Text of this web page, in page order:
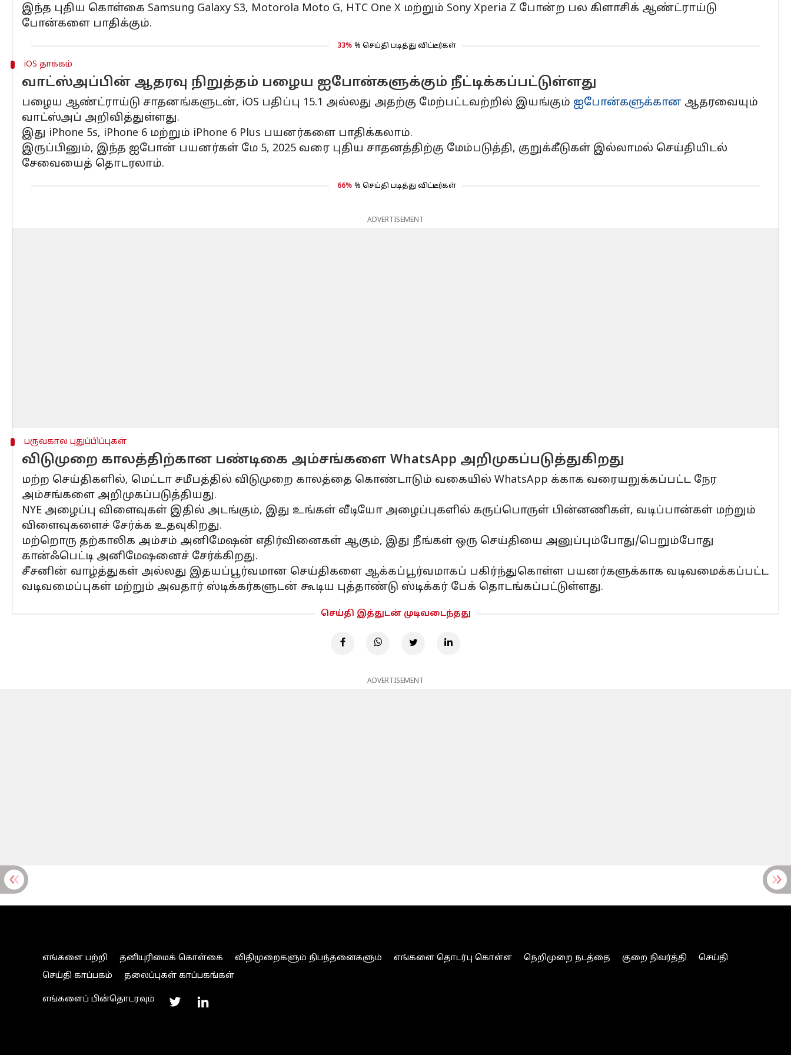
இந்த புதிய கொள்கை Samsung Galaxy S3, Motorola Moto G, HTC One X மற்றும் Sony Xperia Z போன்ற பல கிளாசிக் ஆண்ட்ராய்டு
போன்களை பாதிக்கும்.
33% % செய்தி படித்து விட்டீர்கள்
iOS தாக்கம்
வாட்ஸ்அப்பின் ஆதரவு நிறுத்தம் பழைய ஐபோன்களுக்கும் நீட்டிக்கப்பட்டுள்ளது
பழைய ஆண்ட்ராய்டு சாதனங்களுடன், iOS பதிப்பு 15.1 அல்லது அதற்கு மேற்பட்டவற்றில் இயங்கும் ஐபோன்களுக்கான ஆதரவையும்
வாட்ஸ்அப் அறிவித்துள்ளது.
இது iPhone 5s, iPhone 6 மற்றும் iPhone 6 Plus பயனர்களை பாதிக்கலாம்.
இருப்பினும், இந்த ஐபோன் பயனர்கள் மே 5, 2025 வரை புதிய சாதனத்திற்கு மேம்படுத்தி, குறுக்கீடுகள் இல்லாமல் செய்தியிடல்
சேவையைத் தொடரலாம்.
66% % செய்தி படித்து விட்டீர்கள்
ADVERTISEMENT
பருவகால புதுப்பிப்புகள்
விடுமுறை காலத்திற்கான பண்டிகை அம்சங்களை WhatsApp அறிமுகப்படுத்துகிறது
மற்ற செய்திகளில், மெட்டா சமீபத்தில் விடுமுறை காலத்தை கொண்டாடும் வகையில் WhatsApp க்காக வரையறுக்கப்பட்ட நேர
அம்சங்களை அறிமுகப்படுத்தியது.
NYE அழைப்பு விளைவுகள் இதில் அடங்கும், இது உங்கள் வீடியோ அழைப்புகளில் கருப்பொருள் பின்னணிகள், வடிப்பான்கள் மற்றும்
விளைவுகளைச் சேர்க்க உதவுகிறது.
மற்றொரு தற்காலிக அம்சம் அனிமேஷன் எதிர்வினைகள் ஆகும், இது நீங்கள் ஒரு செய்தியை அனுப்பும்போது/பெறும்போது
கான்ஃபெட்டி அனிமேஷனைச் சேர்க்கிறது.
சீசனின் வாழ்த்துகள் அல்லது இதயப்பூர்வமான செய்திகளை ஆக்கப்பூர்வமாகப் பகிர்ந்துகொள்ள பயனர்களுக்காக வடிவமைக்கப்பட்ட
வடிவமைப்புகள் மற்றும் அவதார் ஸ்டிக்கர்களுடன் கூடிய புத்தாண்டு ஸ்டிக்கர் பேக் தொடங்கப்பட்டுள்ளது.
செய்தி இத்துடன் முடிவடைந்தது
ADVERTISEMENT
எங்களை பற்றி தனியுரிமைக் கொள்கை விதிமுறைகளும் நிபந்தனைகளும் எங்களை தொடர்பு கொள்ள நெறிமுறை நடத்தை குறை நிவர்த்தி
செய்தி
செய்தி காப்பகம்
தலைப்புகள் காப்பகங்கள்
எங்களைப் பின்தொடரவும்